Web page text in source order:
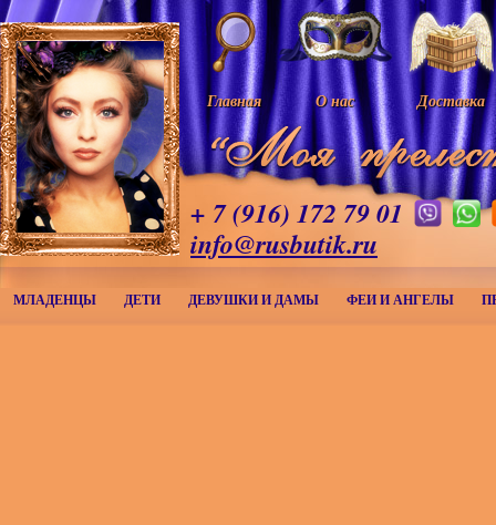
Главная О нас Доставка
+ 7 (916) 172 79 01
info@rusbutik.ru
МЛАДЕНЦЫ ДЕТИ ДЕВУШКИ И ДАМЫ ФЕИ И АНГЕЛЫ